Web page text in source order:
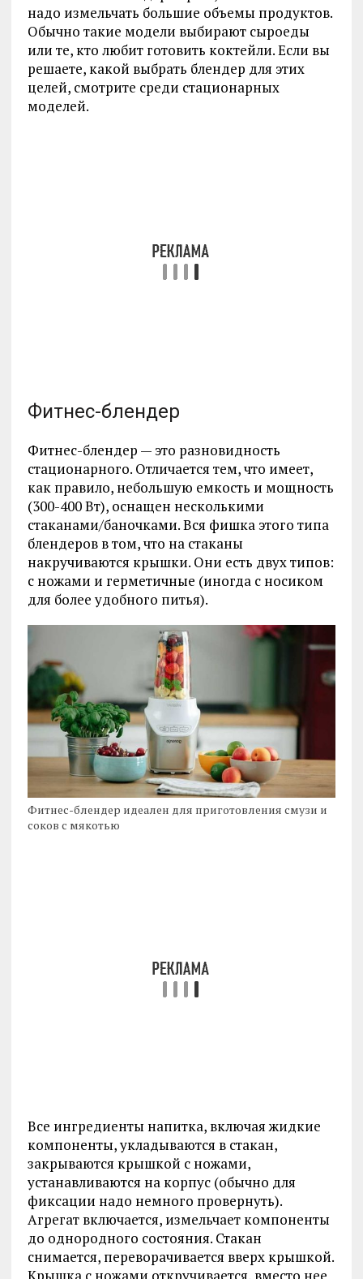
надо измельчать большие объемы продуктов.
Обычно такие модели выбирают сыроеды
или те, кто любит готовить коктейли. Если вы
решаете, какой выбрать блендер для этих
целей, смотрите среди стационарных
моделей.
Фитнес-блендер
Фитнес-блендер — это разновидность
стационарного. Отличается тем, что имеет,
как правило, небольшую емкость и мощность
(300-400 Вт), оснащен несколькими
стаканами/баночками. Вся фишка этого типа
блендеров в том, что на стаканы
накручиваются крышки. Они есть двух типов:
с ножами и герметичные (иногда с носиком
для более удобного питья).
Фитнес-блендер идеален для приготовления смузи и
соков с мякотью
Все ингредиенты напитка, включая жидкие
компоненты, укладываются в стакан,
закрываются крышкой с ножами,
устанавливаются на корпус (обычно для
фиксации надо немного провернуть).
Агрегат включается, измельчает компоненты
до однородного состояния. Стакан
снимается, переворачивается вверх крышкой.
Крышка с ножами откручивается, вместо нее